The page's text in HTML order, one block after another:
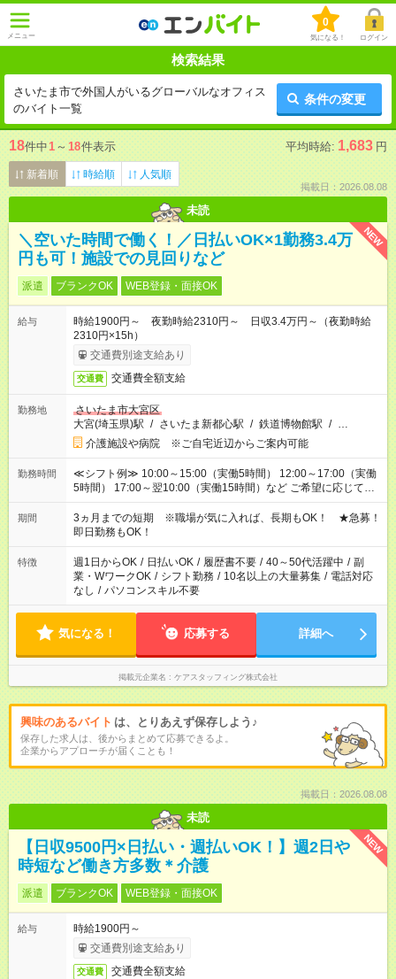
メニュー
0
気になる！ ログイン
検索結果
さいたま市で外国人がいるグローバルなオフィス
のバイト一覧
条件の変更
18件中1 ～ 18件表示 平均時給: 1,683 円
新着順 時給順 人気順
掲載日：2026.08.08
未読
NEW
＼空いた時間で働く！／日払いOK×1勤務3.4万
円も可！施設での見回りなど
派遣 ブランクOK WEB登録・面接OK
給与
時給1900円～ 夜勤時給2310円～ 日収3.4万円～（夜勤時給
2310円×15h）
交通費別途支給あり
交通費 交通費全額支給
勤務地
さいたま市大宮区
大宮(埼玉県)駅 / さいたま新都心駅 / 鉄道博物館駅 / …
介護施設や病院 ※ご自宅近辺からご案内可能
勤務時間
≪シフト例≫ 10:00～15:00（実働5時間） 12:00～17:00（実働
5時間） 17:00～翌10:00（実働15時間）など ご希望に応じて、
働く時間は調整できます！ お気軽に担当へ相談ください！
期間
3ヵ月までの短期 ※職場が気に入れば、長期もOK！ ★急募！
即日勤務もOK！
特徴 週1日からOK / 日払いOK / 履歴書不要 / 40～50代活躍中 / 副
業・WワークOK / シフト勤務 / 10名以上の大量募集 / 電話対応
なし / パソコンスキル不要
気になる！ 応募する 詳細へ
掲載元企業名 ケアスタッフィング株式会社
興味のあるバイト は、とりあえず保存しよう♪
保存した求人は、後からまとめて応募できるよ。
企業からアプローチが届くことも！
掲載日：2026.08.08
未読
NEW
【日収9500円×日払い・週払いOK！】週2日や
時短など働き方多数＊介護
派遣 ブランクOK WEB登録・面接OK
給与
時給1900円～
交通費別途支給あり
交通費 交通費全額支給